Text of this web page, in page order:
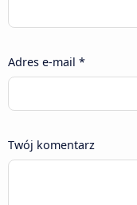
Adres e-mail *
Twój komentarz